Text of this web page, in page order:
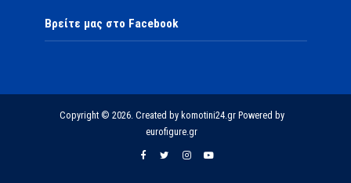
Βρείτε μας στο Facebook
Copyright © 2026. Created by komotini24.gr Powered by
eurofigure.gr